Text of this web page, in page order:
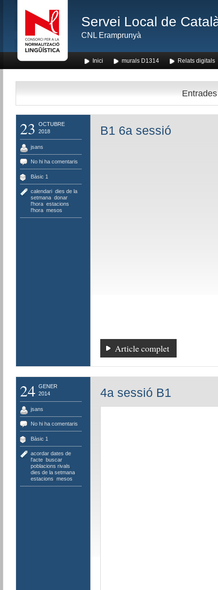
Servei Local de
CNL Eramprunyà
Inici murals D1314 Relats digitals
23
OCTUBRE
2018
jsans
No hi ha comentaris
Bàsic 1
calendari, dies de la
setmana, donar
l'hora, estacions
l'hora, mesos
B1 6a sessió
Article complet
24 GENER
2014
jsans
No hi ha comentaris
Bàsic 1
acordar dates de
l'acte, buscar
poblacions rivals
dies de la setmana,
estacions mesos
4a sessió B1